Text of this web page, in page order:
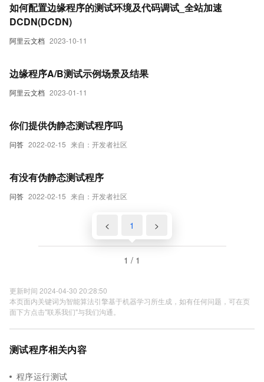
阿里云文档 2023-10-11
如何配置边缘程序的测试环境及代码调试_全站加速
DCDN(DCDN)
阿里云文档 2023-01-11
边缘程序A/B测试示例场景及结果
问答 2022-02-15 来自：开发者社区
你们提供伪静态测试程序吗
问答 2022-02-15 来自：开发者社区
有没有伪静态测试程序
< 1 >
1 / 1
更新时间 2024-04-30 20:28:50
本页面内关键词为智能算法引擎基于机器学习所生成，如有任何问题，可在页
面下方点击"联系我们"与我们沟通。
测试程序相关内容
程序运行测试